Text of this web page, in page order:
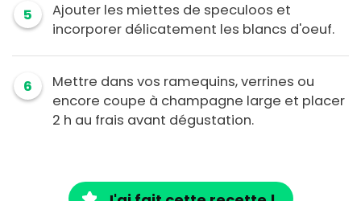
5
Ajouter les miettes de speculoos et
incorporer délicatement les blancs d'oeuf.
6
Mettre dans vos ramequins, verrines ou
encore coupe à champagne large et placer
2 h au frais avant dégustation.